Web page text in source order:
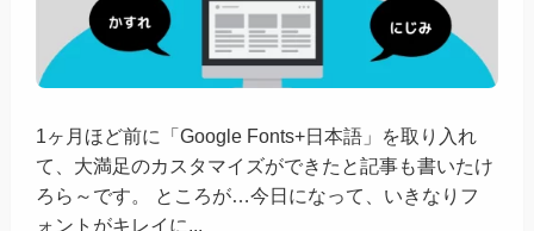
1ヶ月ほど前に「Google Fonts+日本語」を取り入れ
て、大満足のカスタマイズができたと記事も書いたけ
ろら～です。 ところが…今日になって、いきなりフ
ォントがキレイに...